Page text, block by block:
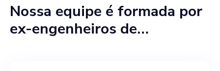
Nossa equipe é formada por
ex-engenheiros de